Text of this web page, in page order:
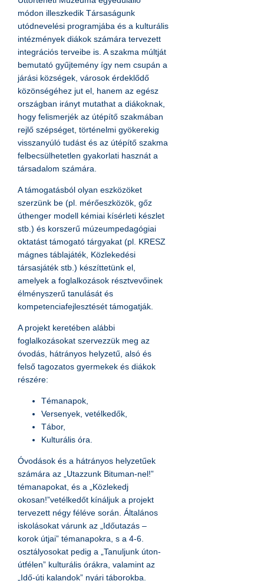
módon illeszkedik Társaságunk
utódnevelési programjába és a kulturális
intézmények diákok számára tervezett
integrációs terveibe is. A szakma múltját
bemutató gyűjtemény így nem csupán a
járási községek, városok érdeklődő
közönségéhez jut el, hanem az egész
országban irányt mutathat a diákoknak,
hogy felismerjék az útépítő szakmában
rejlő szépséget, történelmi gyökerekig
visszanyúló tudást és az útépítő szakma
felbecsülhetetlen gyakorlati hasznát a
társadalom számára.
A támogatásból olyan eszközöket
szerzünk be (pl. mérőeszközök, gőz
úthenger modell kémiai kísérleti készlet
stb.) és korszerű múzeumpedagógiai
oktatást támogató tárgyakat (pl. KRESZ
mágnes táblajáték, Közlekedési
társasjáték stb.) készíttetünk el,
amelyek a foglalkozások résztvevőinek
élményszerű tanulását és
kompetenciafejlesztését támogatják.
A projekt keretében alábbi
foglalkozásokat szervezzük meg az
óvodás, hátrányos helyzetű, alsó és
felső tagozatos gyermekek és diákok
részére:
Témanapok,
Versenyek, vetélkedők,
Tábor,
Kulturális óra.
Óvodások és a hátrányos helyzetűek
számára az „Utazzunk Bituman-nel!”
témanapokat, és a „Közlekedj
okosan!”vetélkedőt kínáljuk a projekt
tervezett négy féléve során. Általános
iskolásokat várunk az „Időutazás –
korok útjai” témanapokra, s a 4-6.
osztályosokat pedig a „Tanuljunk úton-
útfélen” kulturális órákra, valamint az
„Idő-úti kalandok” nyári táborokba.